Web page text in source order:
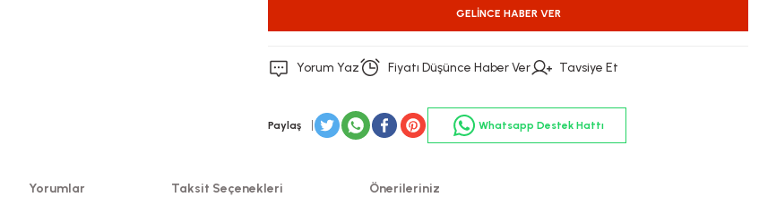
GELINCE HABER VER
Yorum Yaz Fiyatı Düşünce Haber Ver Tavsiye Et
Paylaş Whatsapp Destek Hattı
Yorumlar Taksit Seçenekleri Önerileriniz